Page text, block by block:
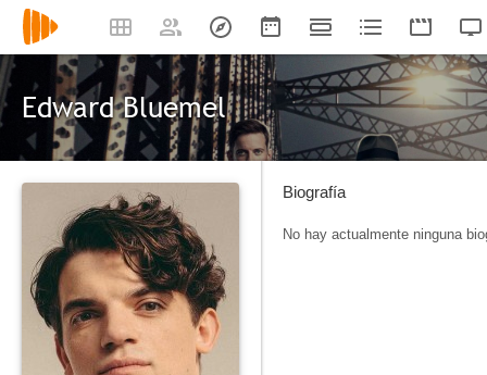
Edward Bluemel
Biografía
No hay actualmente ninguna